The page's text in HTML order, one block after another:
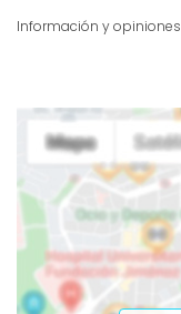
Información y opiniones